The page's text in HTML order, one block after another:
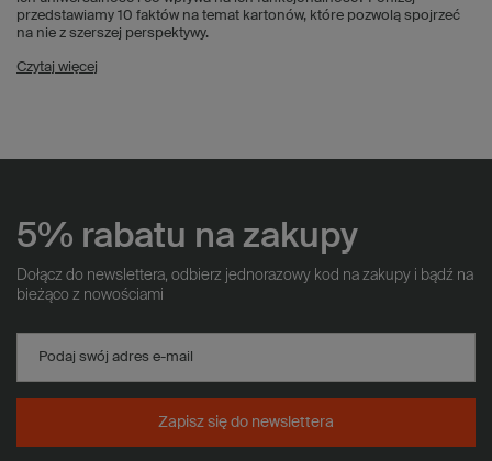
przedstawiamy 10 faktów na temat kartonów, które pozwolą spojrzeć
na nie z szerszej perspektywy.
Czytaj więcej
5% rabatu na zakupy
Dołącz do newslettera, odbierz jednorazowy kod na zakupy i bądź na
bieżąco z nowościami
Podaj swój adres e-mail
Zapisz się do newslettera